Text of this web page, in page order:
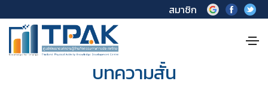
บทความสั้น
สมาชิก